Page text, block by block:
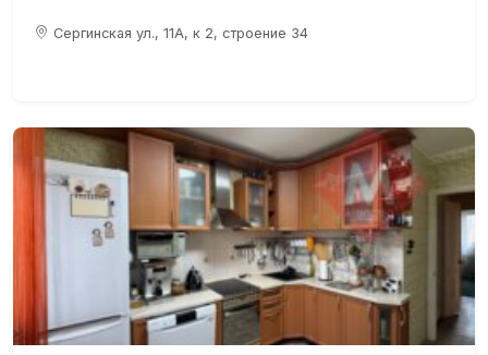
Сергинская ул., 11А, к 2, строение 34